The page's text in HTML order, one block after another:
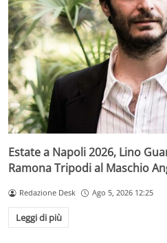
Estate a Napoli 2026, Lino
Ramona Tripodi al Maschio
Redazione Desk Ago 5, 2026 12:25
Leggi di più